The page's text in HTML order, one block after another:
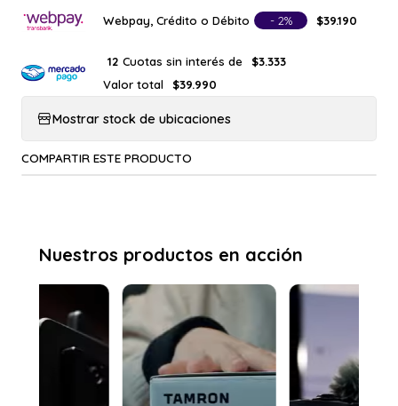
Webpay, Crédito o Débito - 2% $39.190
12 Cuotas sin interés de
$3.333
Valor total
$39.990
Mostrar stock de ubicaciones
COMPARTIR ESTE PRODUCTO